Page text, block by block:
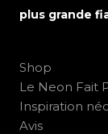
plus grande
Shop
Le Neon Fait
Inspiration
Avis